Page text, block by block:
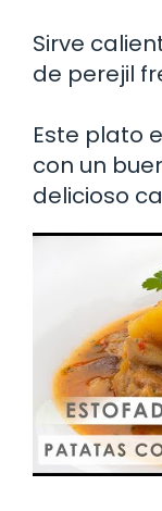
Sirve
de perejil
Este plato
con un
delicioso